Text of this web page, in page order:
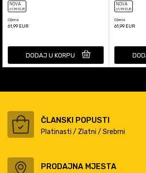
NOVA
61,99 EUR
Cijena
61,99 EUR
DODAJ U KORPU
NOVA
61,99 EUR
Cijena
61,99 EUR
ČLANSKI POPUSTI
Platinasti / Zlatni / Srebrni
PRODAJNA MJESTA